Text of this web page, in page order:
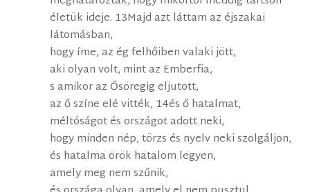
életük ideje. 13Majd azt láttam az éjszakai
látomásban,
hogy íme, az ég felhőiben valaki jött,
aki olyan volt, mint az Emberfia,
s amikor az Ősöregig eljutott,
az ő színe elé vitték, 14és ő hatalmat,
méltóságot és országot adott neki,
hogy minden nép, törzs és nyelv neki szolgáljon,
és hatalma örök hatalom legyen,
amely meg nem szűnik,